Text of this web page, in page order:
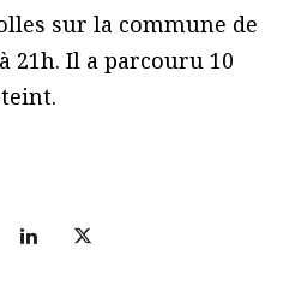
sur la commune de
21h. Il a parcouru 10